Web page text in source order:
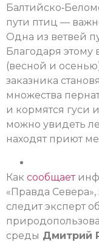
пути птиц —
Одна из ветвей
Благодаря
(весной и
заказника
множества
и кормятся гуси
можно увидеть
находят приют
Как сообщает
«Правда
следит эксперт
среды Дмитрий